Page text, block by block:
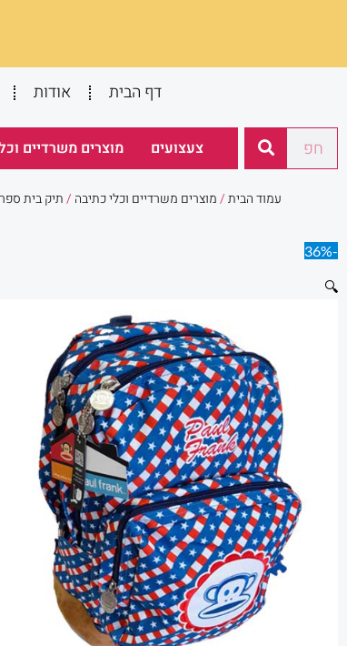
דף הבית
אודות
חיפוש צעצועים מוצרים משרדיים
עמוד הבית/מוצרים משרדיים וכלי כתיבה /תיק בית ספר
-36%
🔍